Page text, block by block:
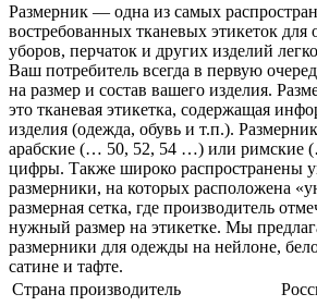
Размерник — одна из самых
востребованных тканевых этикеток
уборов, перчаток и других изделий
Ваш потребитель всегда в первую
на размер и состав вашего изделия.
это тканевая этикетка, содержащая
изделия (одежда, обувь и т.п.).
арабские (… 50, 52, 54 …) или
цифры. Также широко распространены
размерники, на которых расположена
размерная сетка, где производитель
нужный размер на этикетке. Мы
размерники для одежды на нейлоне,
сатине и тафте.
Страна производитель